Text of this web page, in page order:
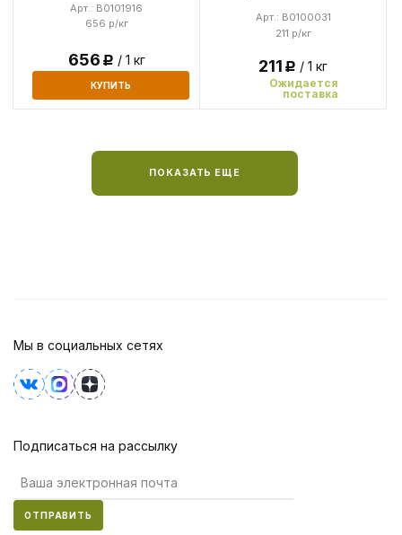
656 р/кг
Арт.: B0101916
656Р / 1 кг
КУПИТЬ
211 р/кг
Арт.: B0100031
211Р / 1 кг
Ожидается
поставка
ПОКАЗАТЬ ЕЩЕ
Мы в социальных сетях
Подписаться на рассылку
ОТПРАВИТЬ